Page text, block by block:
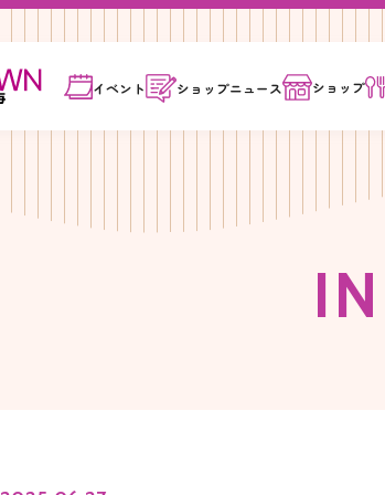
イベント ショップニュース ショップ
IN